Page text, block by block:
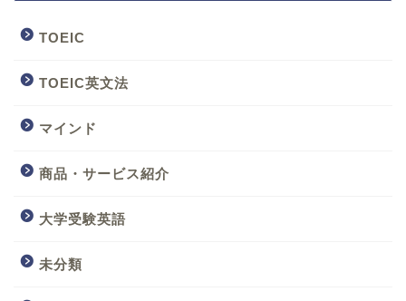
TOEIC
TOEIC英文法
マインド
商品・サービス紹介
大学受験英語
未分類